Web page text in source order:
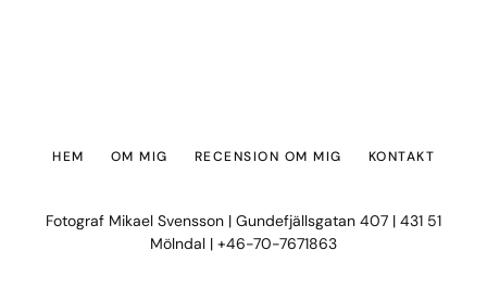
Fotograf Mikael Svensson | Gundefjällsgatan 407 | 431 51
Mölndal | +46-70-7671863
HEM OM MIG RECENSION OM MIG KONTAKT